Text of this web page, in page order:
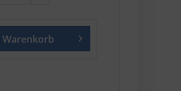
Warenkorb